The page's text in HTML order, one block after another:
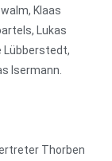
Klaas
Lukas
Lübberstedt,
Isermann.
Thorben